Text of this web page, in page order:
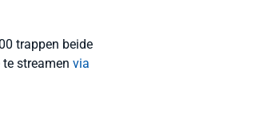
trappen beide
streamen via